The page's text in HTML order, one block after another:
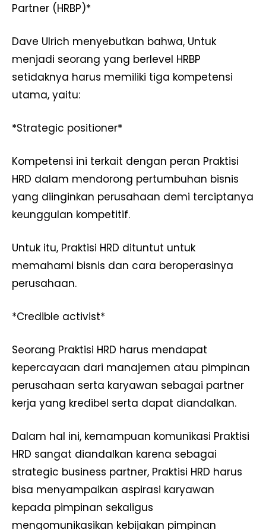
Partner (HRBP)*
Dave Ulrich menyebutkan bahwa, Untuk
menjadi seorang yang berlevel HRBP
setidaknya harus memiliki tiga kompetensi
utama, yaitu:
*Strategic positioner*
Kompetensi ini terkait dengan peran Praktisi
HRD dalam mendorong pertumbuhan bisnis
yang diinginkan perusahaan demi terciptanya
keunggulan kompetitif.
Untuk itu, Praktisi HRD dituntut untuk
memahami bisnis dan cara beroperasinya
perusahaan.
*Credible activist*
Seorang Praktisi HRD harus mendapat
kepercayaan dari manajemen atau pimpinan
perusahaan serta karyawan sebagai partner
kerja yang kredibel serta dapat diandalkan.
Dalam hal ini, kemampuan komunikasi Praktisi
HRD sangat diandalkan karena sebagai
strategic business partner, Praktisi HRD harus
bisa menyampaikan aspirasi karyawan
kepada pimpinan sekaligus
mengomunikasikan kebijakan pimpinan